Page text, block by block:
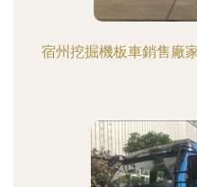
宿州挖掘機板車銷售廠